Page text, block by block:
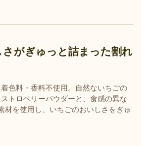
がぎゅっと詰まった割れ
色料・香料不使用。自然ないちごの
トロベリーパウダーと、食感の異な
材を使用し、いちごのおいしさをぎゅ